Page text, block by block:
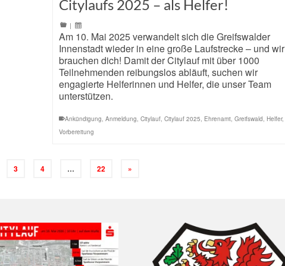
Citylaufs 2025 – als Helfer!
|
Am 10. Mai 2025 verwandelt sich die Greifswalder
Innenstadt wieder in eine große Laufstrecke – und wir
brauchen dich! Damit der Citylauf mit über 1000
Teilnehmenden reibungslos abläuft, suchen wir
engagierte Helferinnen und Helfer, die unser Team
unterstützen.
Ankündigung, Anmeldung, Citylauf, Citylauf 2025, Ehrenamt, Greifswald, Helfer,
Vorbereitung
3 4 … 22 »